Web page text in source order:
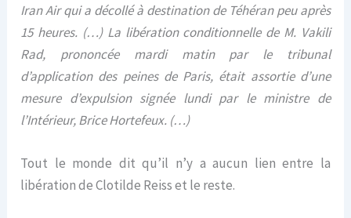
Iran Air qui a décollé à destination de Téhéran peu après
15 heures. (…) La libération conditionnelle de M. Vakili
Rad, prononcée mardi matin par le tribunal
d’application des peines de Paris, était assortie d’une
mesure d’expulsion signée lundi par le ministre de
l’Intérieur, Brice Hortefeux. (…)
Tout le monde dit qu’il n’y a aucun lien entre la
libération de Clotilde Reiss et le reste.